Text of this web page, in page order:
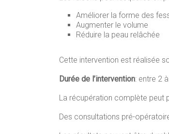
Améliorer la forme des
Augmenter le volume
Réduire la peau relâchée
Cette intervention est réalisée
Durée de l’intervention: entre 2
La récupération complète peut
Des consultations pré-